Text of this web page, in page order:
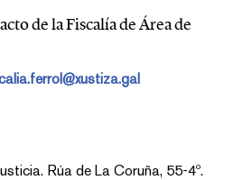
de la Fiscalía de Área de
Rúa de La Coruña, 55-4º.